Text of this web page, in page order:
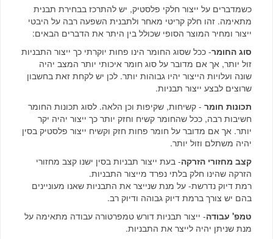
כשמדברים על ייצור חלקי פלסטיק, יש להתרכז בבחירת תבנית
מתאימה. זהו חלק קריטי מאחר ולתבנית השפעה רבה על היבטי
ייצור ומחיר המוצר הסופי שכולל בין היתר את הדברים הבאים:
סוג החומר- ככל שסוג החומר הינו פחות יוקרתי כך ייצור התבניות
זול יותר, אך אם מדובר על סוג חומר איכותי יותר המצב יהיה
שונה ועלויות הייצור יהיו גבוהות יותר. לכן יש לקחת זאת בחשבון
שרוצים לבצע ייצור תבניות.
תכונות חומר- קשיחות, שקיפות וכן הלאה. לסוג תכונות החומר
חשיבות רבה, ככל שהחומר קשיח וחזק יותר כך ייצור יהיה יקר
יותר. אך אם מדובר על חומר פחות חזק וקשיח ייצור פלסטיק בסין
יהיה משתלם וזול יותר.
קצב מחזורי הזרקה- בעת ייצור תבניות בסין ישנו קצב מחזורי
הזרקה שהינו חלק בלתי נפרד מייצור התבניות.
רמת דיוק נדרשת- על מנת שנייצר את התבניות שאנו מעוניינים
בהם יש צורך ברמת דיוק גבוהה ודיוק רב.
טמפ' עבודה- ייצור תבניות דורש טמפרטורה עבודה מתאימה על
מנת שניתן יהיה לייצר את התבניות.